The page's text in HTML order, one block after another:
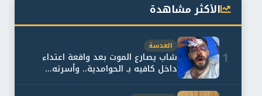
الأكثر مشاهدة
1
العدسة
شاب يصارع الموت بعد واقعة اعتداء
داخل كافيه بـ الحوامدية.. وأسرته...